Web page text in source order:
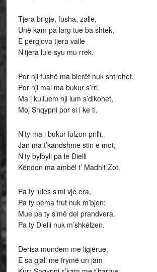
Tjera brigje, fusha, zalle,
Unë kam pa larg tue ba shtek,
E përgjova tjera valle
N’tjera lule syu mu rrek.
Por nji fushë ma blerët nuk shtrohet,
Por nji mal ma bukur s’rri.
Ma i kulluem nji lum s’dikohet,
Moj Shqypni por si i ke ti.
N’ty ma i bukur lulzon prilli,
Jan ma t’kandshme stin e mot,
N’ty bylbyli pa le Dielli
Këndon ma ambël t’ Madhit Zot.
Pa ty lules s’mi vje era,
Pa ty pema frut nuk m’bjen:
Mue pa ty s’më del prandvera.
Pa ty Dielli nuk m’shkëlzen.
Derisa mundem me ligjërue,
E sa gjall me frymë un jam